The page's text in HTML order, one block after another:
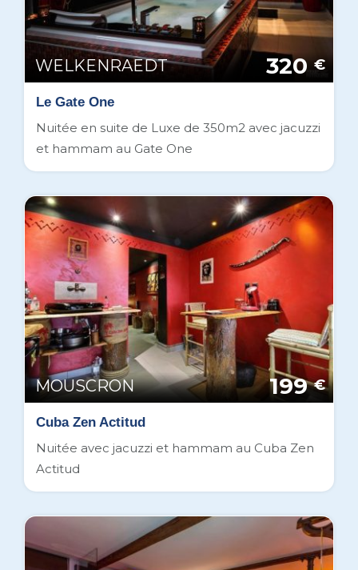
WELKENRAEDT 320 €
Le Gate One
Nuitée en suite de Luxe de 350m2 avec jacuzzi
et hammam au Gate One
MOUSCRON 199 €
Cuba Zen Actitud
Nuitée avec jacuzzi et hammam au Cuba Zen
Actitud